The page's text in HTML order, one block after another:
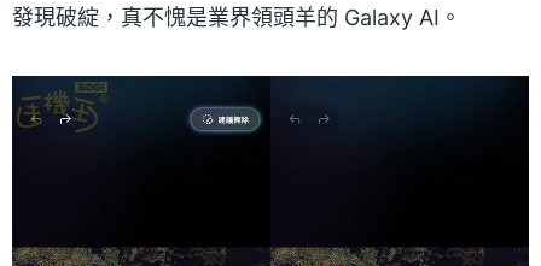
發現破綻，真不愧是業界領頭羊的 Galaxy AI。